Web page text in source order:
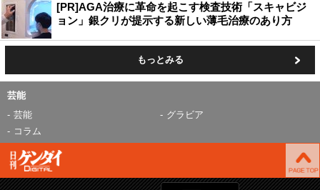
[PR]AGA治療に革命を起こす検査技術「スキャビジ
ョン」銀クリが提示する新しい薄毛治療のあり方
もっとみる
芸能
芸能
グラビア
コラム